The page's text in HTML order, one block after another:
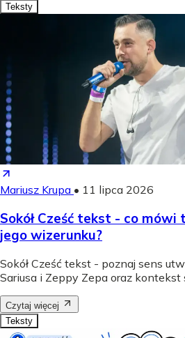
Teksty
Mariusz Krupa • 11 lipca 2026
Sokół Cześć tekst - co mówi
jego wizerunku?
Sokół Cześć tekst - poznaj sens
Sariusa i Zeppy Zepa oraz kontekst
Czytaj więcej
Teksty